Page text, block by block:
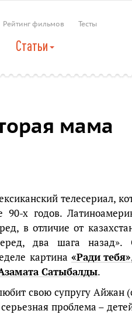
Рейтинг фильмов Тесты
Статьи
мама
телесериал,
90-х годов.
в отличие от
два шага
картина«Ради тебя»
Сатыбалды.
свою супругу Айжан
проблема –